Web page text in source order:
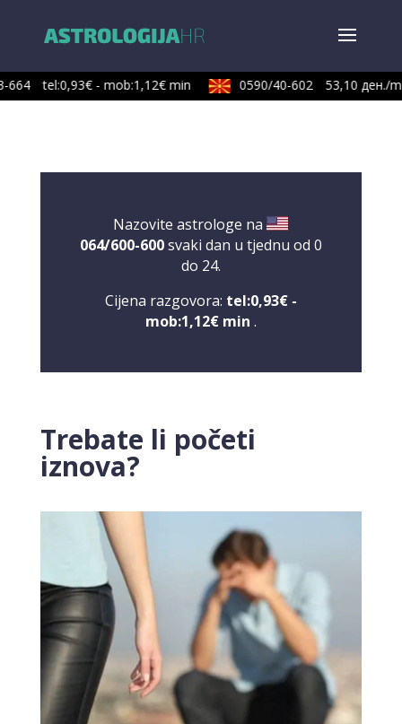
664 tel:0,93€ - mob:1,12€ min 0590/40-602 53,10 ден./
Nazovite astrologe na
064/600-600svaki dan u tjednu od 0
do 24.
Cijena razgovora: tel:0,93€ -
mob:1,12€ min .
Trebate li početi
iznova?